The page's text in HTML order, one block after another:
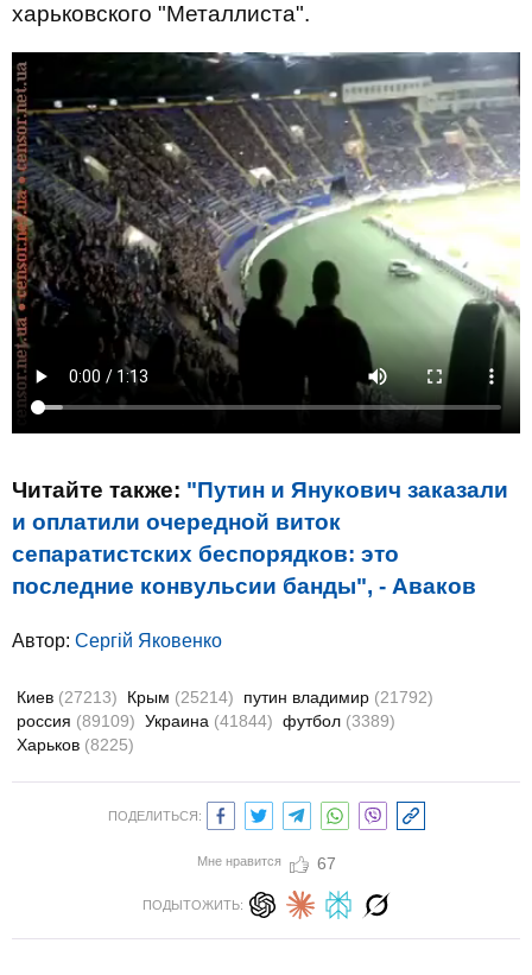
харьковского "Металлиста".
Читайте также: "Путин и Янукович заказали
и оплатили очередной виток
сепаратистских беспорядков: это
последние конвульсии банды", - Аваков
Автор: Сергій Яковенко
Киев (27213) Крым (25214) путин владимир (21792)
россия (89109) Украина (41844) футбол (3389)
Харьков (8225)
ПОДЕЛИТЬСЯ:
Мне нравится 67
ПОДЫТОЖИТЬ: